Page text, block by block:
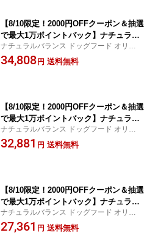
【8/10限定！2000円OFFクーポン＆抽選
で最大1万ポイントバック】ナチュラル
バランス ドッグフード オリジナルウル
トラ 全年齢用 鶏肉＆スイートポテト 80
ナチュラルバランス ドッグフード オリジナ
ルウルトラ 全年齢用 鶏肉＆スイートポテト
送料無料！
34,808 円 送料無料
【8/10限定！2000円OFFクーポン＆抽選
で最大1万ポイントバック】ナチュラル
バランス ドッグフード オリジナルウル
トラ 全年齢用 鶏肉＆スイートポテト 1.
ナチュラルバランス ドッグフード オリジナ
ルウルトラ 全年齢用 鶏肉＆スイートポテト
送料無料！
32,881 円 送料無料
【8/10限定！2000円OFFクーポン＆抽選
で最大1万ポイントバック】ナチュラル
バランス ドッグフード オリジナルウル
トラ 全年齢用 鶏肉＆スイートポテト 5k
ナチュラルバランス ドッグフード オリジナ
ルウルトラ 全年齢用 鶏肉＆スイートポテト
送料無料！
27,361 円 送料無料